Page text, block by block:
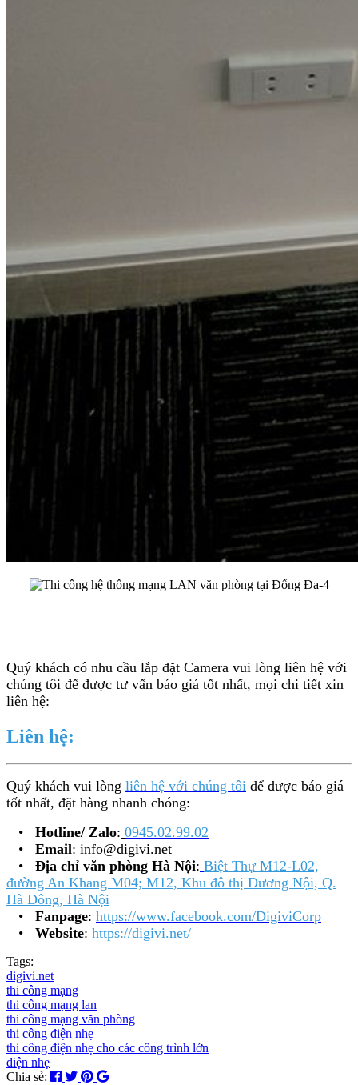
Quý khách có nhu cầu lắp đặt Camera vui lòng liên hệ với
chúng tôi để được tư vấn báo giá tốt nhất, mọi chi tiết xin
liên hệ:
Liên hệ:
Quý khách vui lòng liên hệ với chúng tôi để được báo giá
tốt nhất, đặt hàng nhanh chóng:
• Hotline/ Zalo: 0945.02.99.02
• Email: info@digivi.net
• Địa chỉ văn phòng Hà Nội: Biệt Thự M12-L02,
đường An Khang M04; M12, Khu đô thị Dương Nội, Q.
Hà Đông, Hà Nội
• Fanpage: https://www.facebook.com/DigiviCorp
• Website: https://digivi.net/
Tags:
digivi.net
thi công mạng
thi công mạng lan
thi công mạng văn phòng
thi công điện nhẹ
thi công điện nhẹ cho các công trình lớn
điện nhẹ
Chia sẻ: